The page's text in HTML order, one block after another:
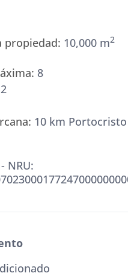
propiedad: 10,000 m2
8
2
10 km Portocristo
NRU: